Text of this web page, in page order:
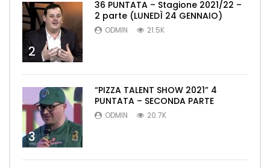
2
36 PUNTATA – Stagione 2021/22 –
2 parte (LUNEDÌ 24 GENNAIO)
ODMIN 21.5K
3
“PIZZA TALENT SHOW 2021” 4
PUNTATA – SECONDA PARTE
ODMIN 20.7K